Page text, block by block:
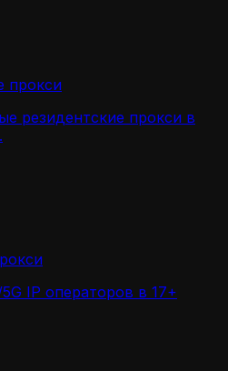
прокси
резидентские прокси в
IP операторов в 17+